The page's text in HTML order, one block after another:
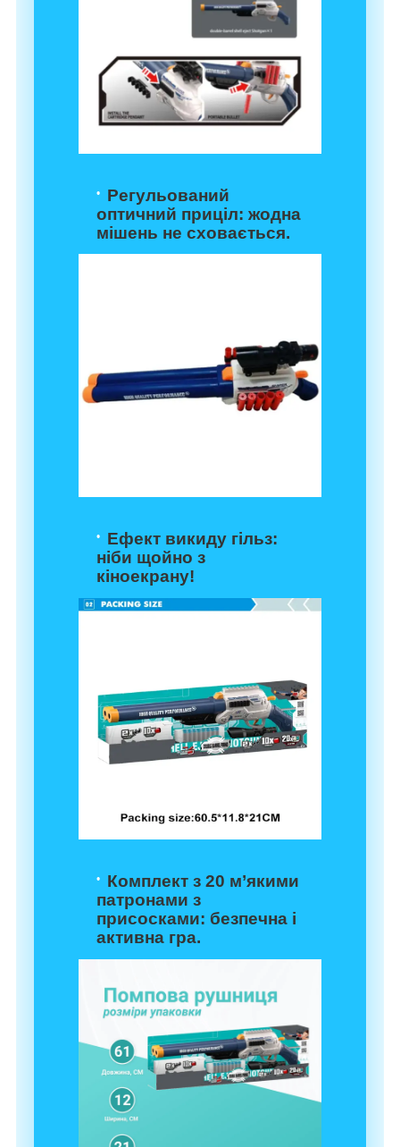
Регульований
оптичний приціл: жодна
мішень не сховається.
Ефект викиду гільз:
ніби щойно з
кіноекрану!
Комплект з 20 м’якими
патронами з
присосками: безпечна і
активна гра.